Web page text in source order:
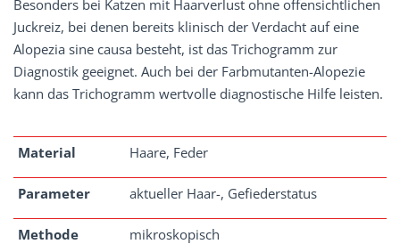
Besonders bei Katzen mit Haarverlust ohne offensichtlichen
Juckreiz, bei denen bereits klinisch der Verdacht auf eine
Alopezia sine causa besteht, ist das Trichogramm zur
Diagnostik geeignet. Auch bei der Farbmutanten-Alopezie
kann das Trichogramm wertvolle diagnostische Hilfe leisten.
Material Haare, Feder
Parameter aktueller Haar-, Gefiederstatus
Methode mikroskopisch